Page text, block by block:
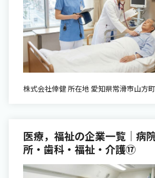
株式会社倖健 所在地 愛知県常滑市山方
医療，福祉の企業一覧｜病
所・歯科・福祉・介護⑰